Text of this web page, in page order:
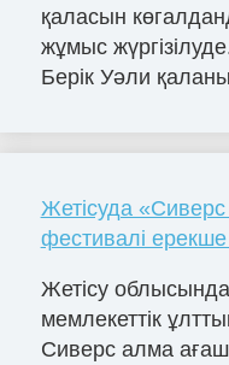
қаласын
жұмыс
Берік Уәли
Жетісуда
фестивалі ерекше
Жетісу
мемлекеттік
Сиверс алма